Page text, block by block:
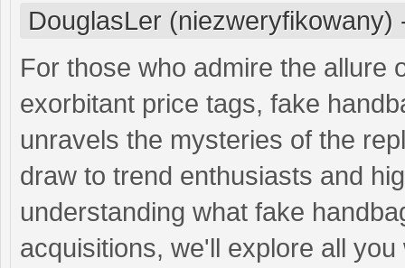
DouglasLer (niezweryfikowany)
For those who admire the allure
exorbitant price tags, fake
unravels the mysteries of the
draw to trend enthusiasts and
understanding what fake
acquisitions, we'll explore all